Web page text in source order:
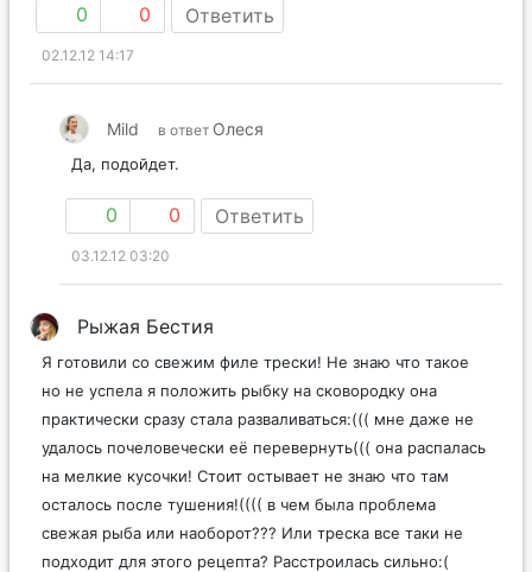
0 0 Ответить
02.12.12 14:17
Mild в ответ Олеся
Да, подойдет.
0 0 Ответить
03.12.12 03:20
Рыжая Бестия
Я готовили со свежим филе трески! Не знаю что такое
но не успела я положить рыбку на сковородку она
практически сразу стала разваливаться:((( мне даже не
удалось почеловечески её перевернуть((( она распалась
на мелкие кусочки! Стоит остывает не знаю что там
осталось после тушения!(((( в чем была проблема
свежая рыба или наоборот??? Или треска все таки не
подходит для этого рецепта? Расстроилась сильно:(